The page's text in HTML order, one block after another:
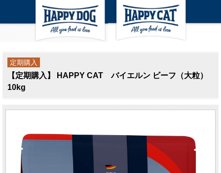
定期購入
【定期購入】 HAPPY CAT バイエルン ビーフ（大粒）
10kg